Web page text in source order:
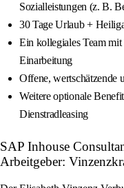
Sozialleistungen (z. B.
30 Tage Urlaub +
Ein kollegiales Team
Einarbeitung
Offene, wertschätzende
Weitere optionale
Dienstradleasing
SAP Inhouse
Arbeitgeber: